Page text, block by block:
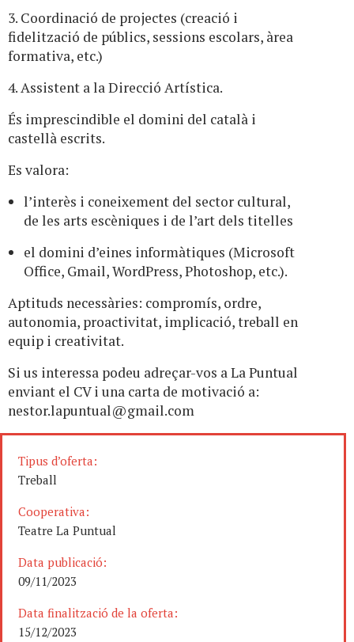
3. Coordinació de projectes (creació i
fidelització de públics, sessions escolars, àrea
formativa, etc.)
4. Assistent a la Direcció Artística.
És imprescindible el domini del català i
castellà escrits.
Es valora:
l’interès i coneixement del sector cultural,
de les arts escèniques i de l’art dels titelles
el domini d’eines informàtiques (Microsoft
Office, Gmail, WordPress, Photoshop, etc.).
Aptituds necessàries: compromís, ordre,
autonomia, proactivitat, implicació, treball en
equip i creativitat.
Si us interessa podeu adreçar-vos a La Puntual
enviant el CV i una carta de motivació a:
nestor.lapuntual@gmail.com
Tipus d’oferta:
Treball
Cooperativa:
Teatre La Puntual
Data publicació:
09/11/2023
Data finalització de la oferta:
15/12/2023